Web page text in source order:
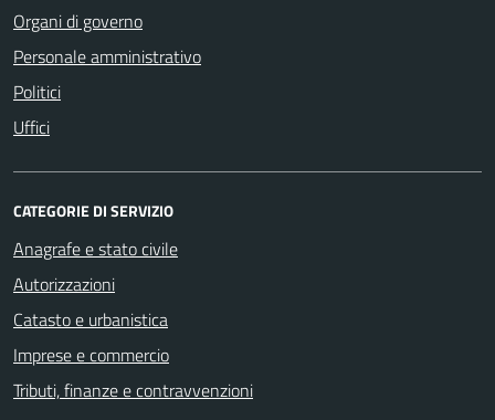
Organi di governo
Personale amministrativo
Politici
Uffici
CATEGORIE DI SERVIZIO
Anagrafe e stato civile
Autorizzazioni
Catasto e urbanistica
Imprese e commercio
Tributi, finanze e contravvenzioni